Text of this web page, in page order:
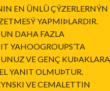
EN ÜNLÜ ÇÝZERLERNÝN
YAPMIÞLARDIR.
DAHA FAZLA
YAHOOGROUPS’TA
VE GENÇ KUÞAKLARA
YANIT OLMUÞTUR.
VE CEMALETTIN